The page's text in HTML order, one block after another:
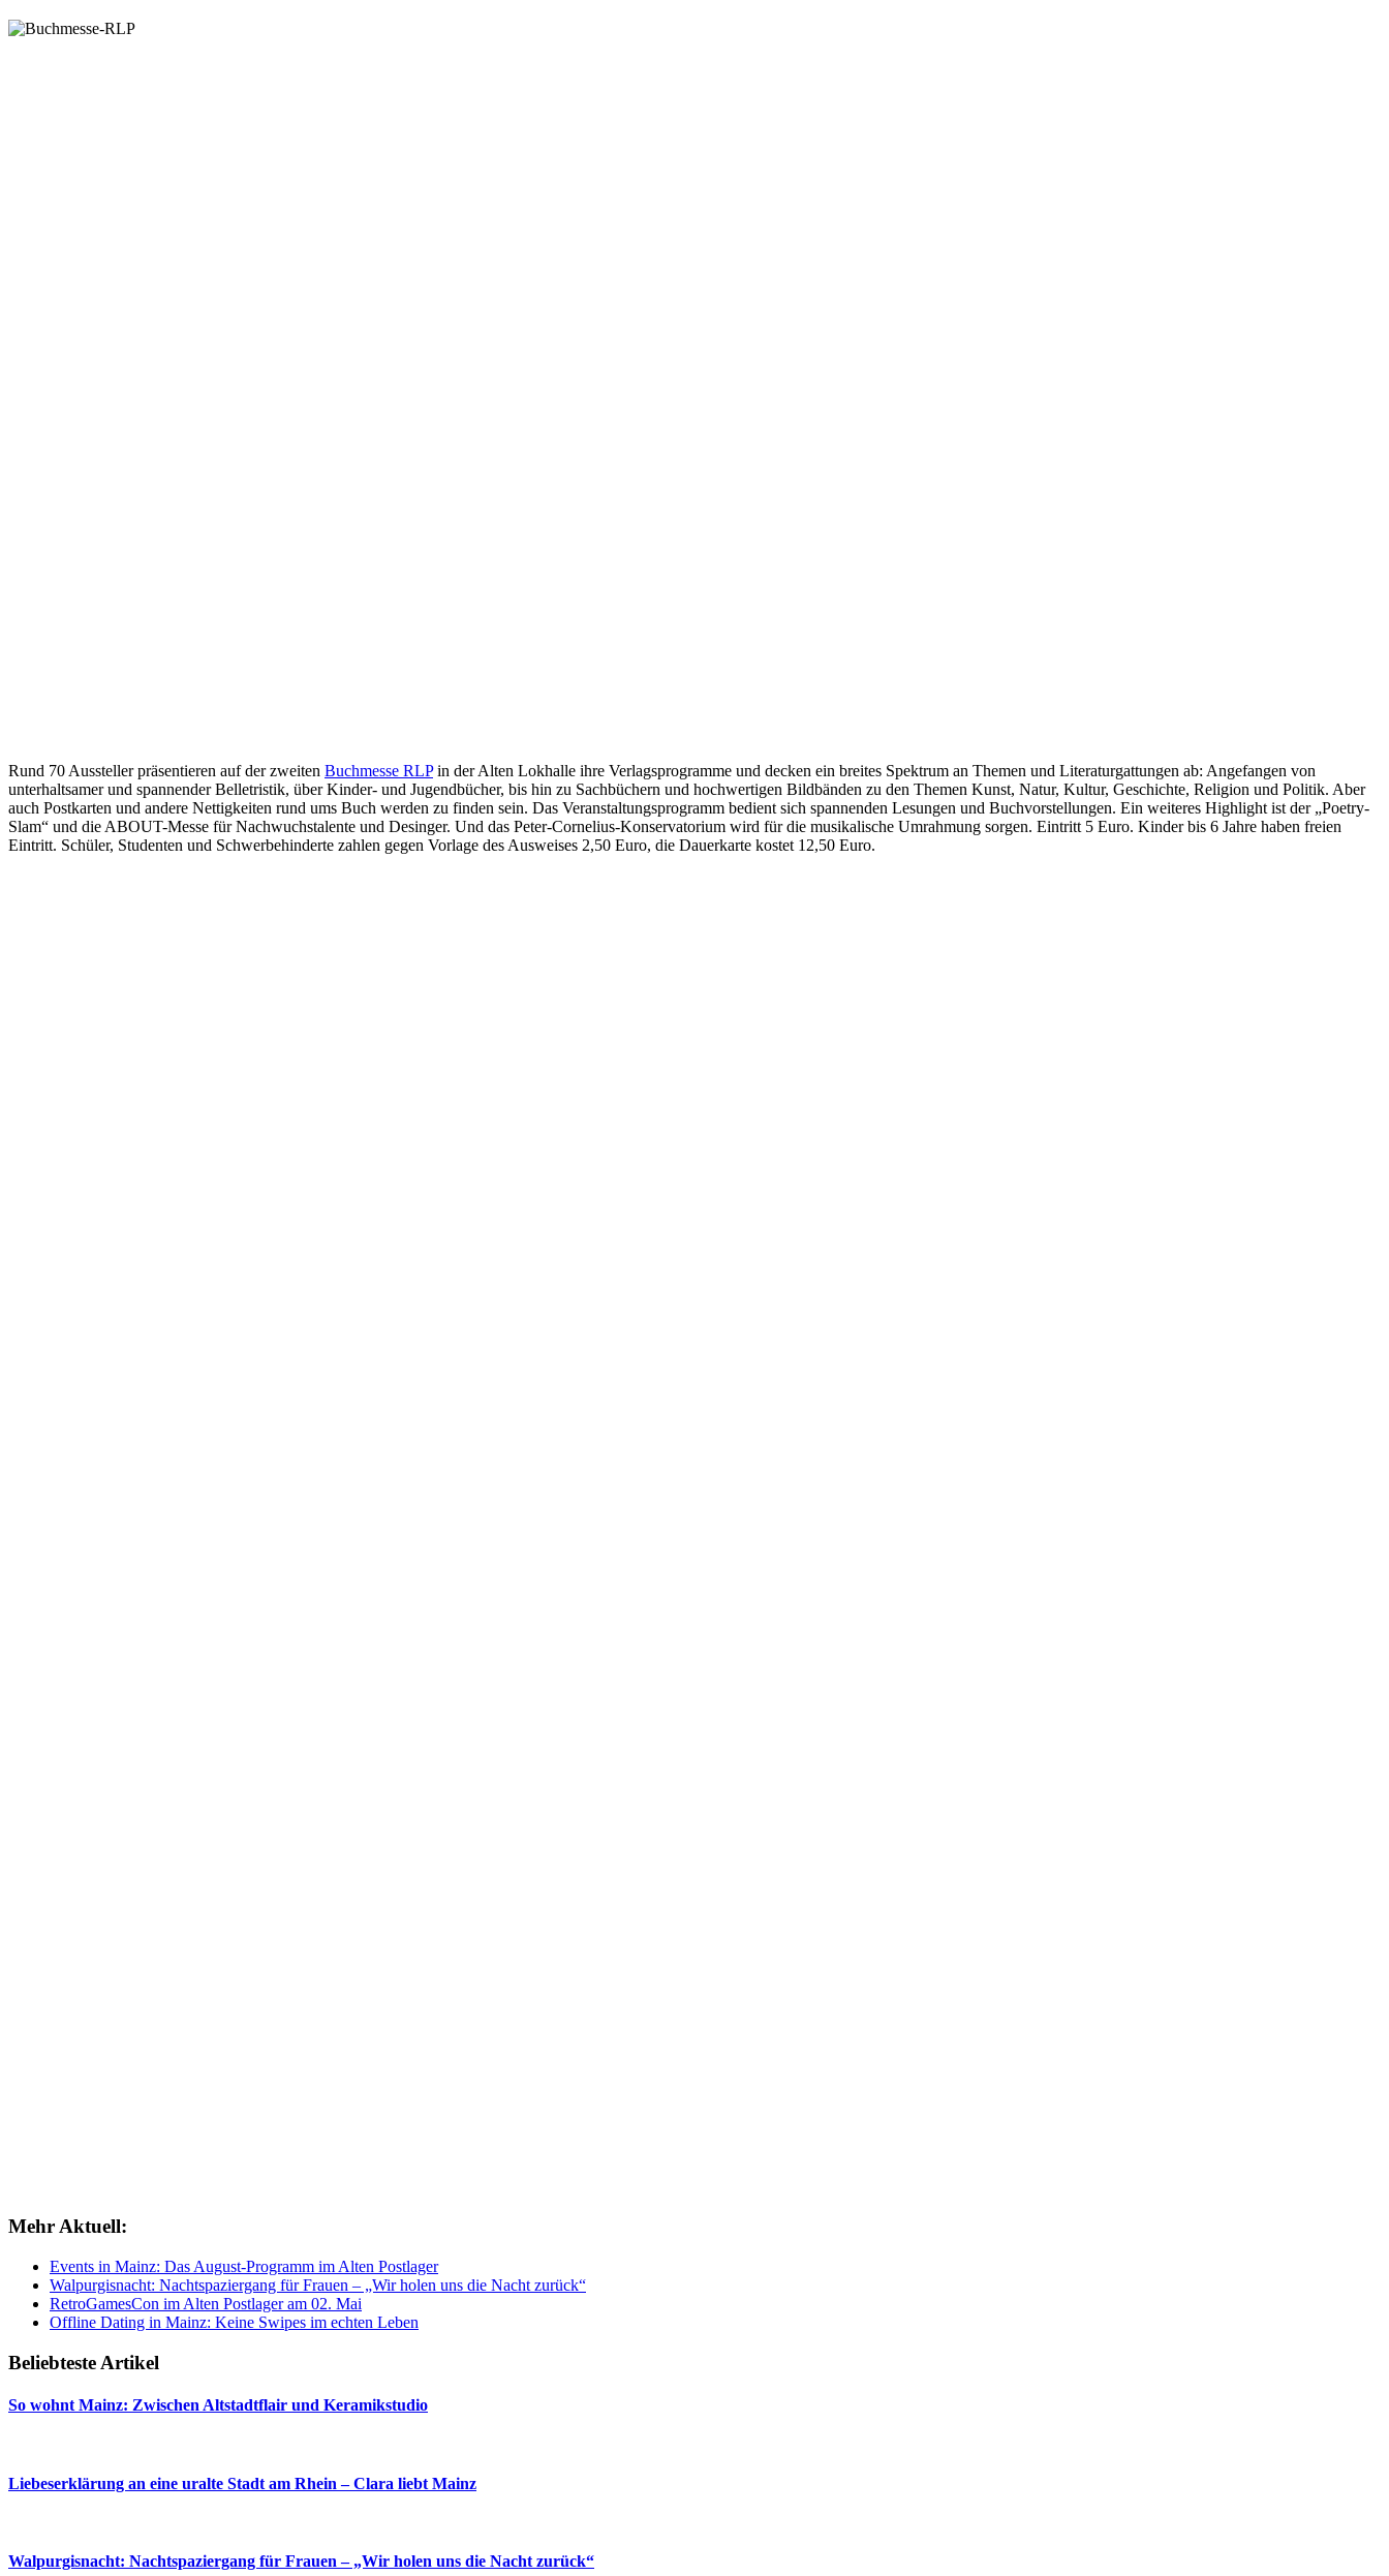
Rund 70 Aussteller präsentieren auf der zweiten Buchmesse RLPin der Alten Lokhalle ihre Verlagsprogramme und decken ein breites Spektrum an Themen und Literaturgattungen ab: Angefangen von
unterhaltsamer und spannender Belletristik, über Kinder- und Jugendbücher, bis hin zu Sachbüchern und hochwertigen Bildbänden zu den Themen Kunst, Natur, Kultur, Geschichte, Religion und Politik. Aber
auch Postkarten und andere Nettigkeiten rund ums Buch werden zu finden sein. Das Veranstaltungsprogramm bedient sich spannenden Lesungen und Buchvorstellungen. Ein weiteres Highlight ist der „Poetry-
Slam“ und die ABOUT-Messe für Nachwuchstalente und Desinger. Und das Peter-Cornelius-Konservatorium wird für die musikalische Umrahmung sorgen. Eintritt 5 Euro. Kinder bis 6 Jahre haben freien
Eintritt. Schüler, Studenten und Schwerbehinderte zahlen gegen Vorlage des Ausweises 2,50 Euro, die Dauerkarte kostet 12,50 Euro.
Mehr Aktuell:
Events in Mainz: Das August-Programm im Alten Postlager
Walpurgisnacht: Nachtspaziergang für Frauen – „Wir holen uns die Nacht zurück“
RetroGamesCon im Alten Postlager am 02. Mai
Offline Dating in Mainz: Keine Swipes im echten Leben
Beliebteste Artikel
So wohnt Mainz: Zwischen Altstadtflair und Keramikstudio
Liebeserklärung an eine uralte Stadt am Rhein – Clara liebt Mainz
Walpurgisnacht: Nachtspaziergang für Frauen – „Wir holen uns die Nacht zurück“